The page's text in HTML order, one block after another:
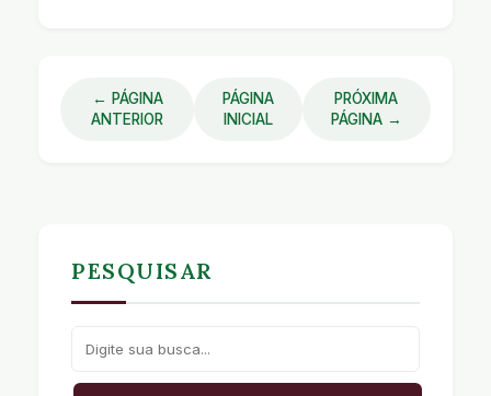
← PÁGINA
ANTERIOR
PÁGINA
INICIAL
PRÓXIMA
PÁGINA →
PESQUISAR